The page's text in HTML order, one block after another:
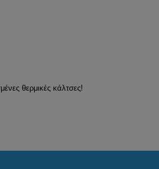
θερμικές κάλτσες!